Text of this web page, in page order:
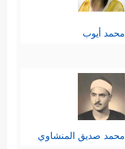
محمد أيوب
محمد صديق المنشاوي